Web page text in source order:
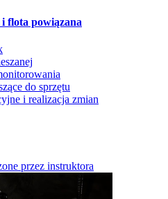
i flota powiązana
do sprzętu
i realizacja zmian
przez instruktora